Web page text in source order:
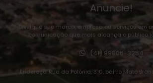
Anuncie!
Divulgue sua marca, empresa ou serviços em
comunicação que mais alcança o público
(41) 99806-3254
Endereço: Rua da Polônia, 310, bairro Mato